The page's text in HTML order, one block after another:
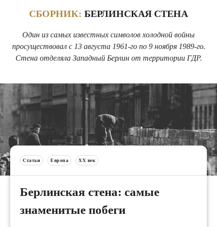
СБОРНИК: БЕРЛИНСКАЯ СТЕНА
Один из самых известных символов холодной войны
просуществовал с 13 августа 1961-го по 9 ноября 1989-го.
Стена отделяла Западный Берлин от территории ГДР.
Статьи Европа XX век
Берлинская стена: самые
знаменитые побеги